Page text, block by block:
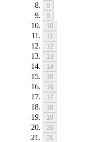
8
9
10
11
12
13
14
15
16
17
18
19
20
21